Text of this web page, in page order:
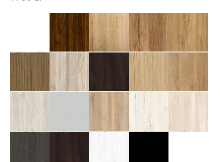
Bianco FF
Orzech
Nussbaum FF
Dąb
Dąb
Catania FF
Dąb
Grandson PP
Dąb
Rift CPL
Orzech
Bengali
Mango FF
Dąb
Surowy FF
Dąb
Dąb
Szary
Dąb
Dąb
Dąb